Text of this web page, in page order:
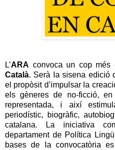
L’ARA convoca un cop més
Català. Serà la sisena edició
el propòsit d’impulsar la
els gèneres de no-ficció,
representada, i així
periodístic, biogràfic,
catalana. La iniciativa
departament de Política
bases de la convocatòria